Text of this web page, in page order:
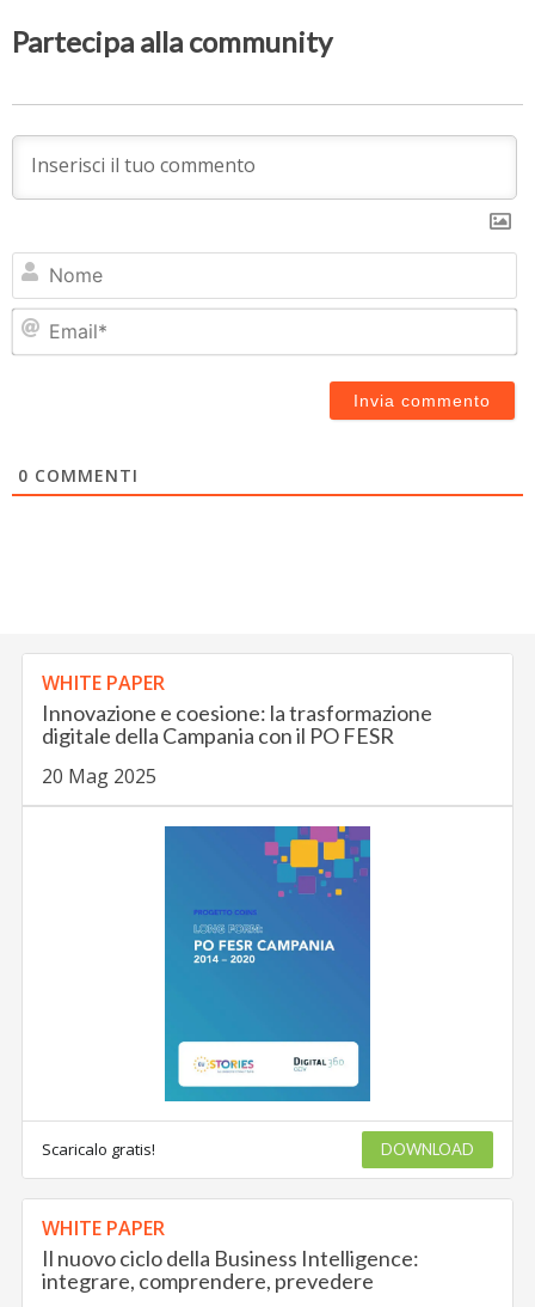
Partecipa alla community
0 COMMENTI
WHITE PAPER
Innovazione e coesione: la trasformazione
digitale della Campania con il PO FESR
20 Mag 2025
Scaricalo gratis! DOWNLOAD
WHITE PAPER
Il nuovo ciclo della Business Intelligence:
integrare, comprendere, prevedere